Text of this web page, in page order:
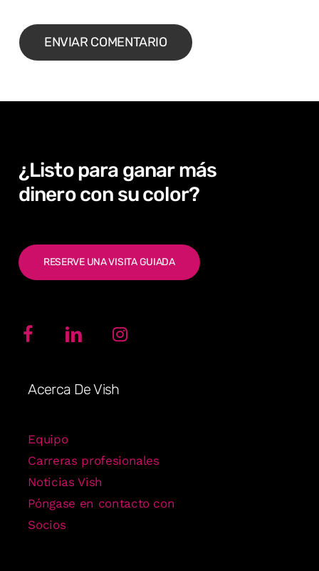
¿Listopara ganarmás
dinero con sucolor?
RESERVE UNA VISITA GUIADA
Acerca De Vish
Equipo
Carreras profesionales
Noticias Vish
Póngase en contacto con
Socios